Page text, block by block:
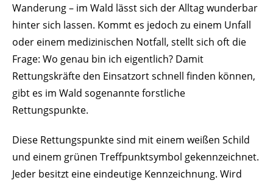
Wanderung – im Wald lässt sich der Alltag wunderbar
hinter sich lassen. Kommt es jedoch zu einem Unfall
oder einem medizinischen Notfall, stellt sich oft die
Frage: Wo genau bin ich eigentlich? Damit
Rettungskräfte den Einsatzort schnell finden können,
gibt es im Wald sogenannte forstliche
Rettungspunkte.
Diese Rettungspunkte sind mit einem weißen Schild
und einem grünen Treffpunktsymbol gekennzeichnet.
Jeder besitzt eine eindeutige Kennzeichnung. Wird